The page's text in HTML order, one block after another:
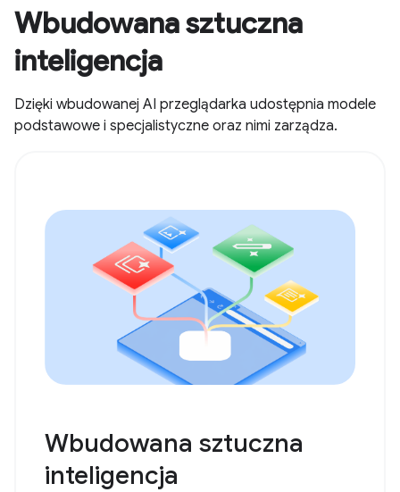
Wbudowana sztuczna
inteligencja
Dzięki wbudowanej AI przeglądarka udostępnia modele
podstawowe i specjalistyczne oraz nimi zarządza.
Wbudowana sztuczna
inteligencja